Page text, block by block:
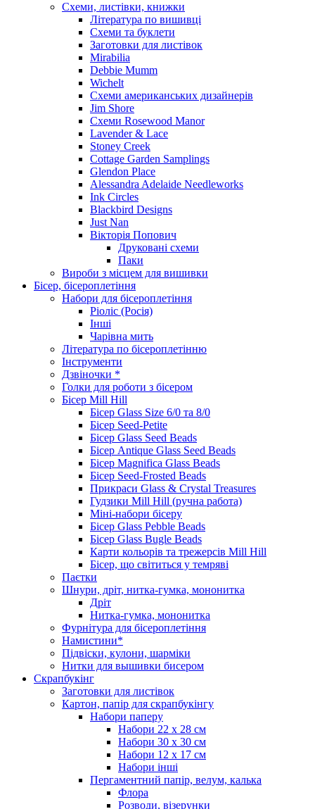
Схеми, листівки, книжки
Література по вишивці
Схеми та буклети
Заготовки для листівок
Mirabilia
Debbie Mumm
Wichelt
Схеми американських дизайнерів
Jim Shore
Cхеми Rosewood Manor
Lavender & Lace
Stoney Creek
Cottage Garden Samplings
Glendon Place
Alessandra Adelaide Needleworks
Ink Circles
Blackbird Designs
Just Nan
Вікторія Попович
Друковані схеми
Паки
Вироби з місцем для вишивки
Бісер, бісероплетіння
Набори для бісероплетіння
Ріоліс (Росія)
Інші
Чарівна мить
Література по бісероплетінню
Інструменти
Дзвіночки *
Голки для роботи з бісером
Бісер Mill Hill
Бісер Glass Size 6/0 та 8/0
Бісер Seed-Petite
Бісер Glass Seed Beads
Бісер Antique Glass Seed Beads
Бісер Magnifica Glass Beads
Бісер Seed-Frosted Beads
Прикраси Glass & Crystal Treasures
Гудзики Mill Hill (ручна работа)
Міні-набори бісеру
Бісер Glass Pebble Beads
Бісер Glass Bugle Beads
Карти кольорів та трежерсів Mill Hill
Бісер, що світиться у темряві
Паєтки
Шнури, дріт, нитка-гумка, мононитка
Дріт
Нитка-гумка, мононитка
Фурнітура для бісероплетіння
Намистини*
Підвіски, кулони, шарміки
Нитки для вышивки бисером
Скрапбукінг
Заготовки для листівок
Картон, папір для скрапбукінгу
Набори паперу
Набори 22 х 28 см
Набори 30 х 30 см
Набори 12 х 17 см
Набори інші
Пергаментний папір, велум, калька
Флора
Розводи, візерунки